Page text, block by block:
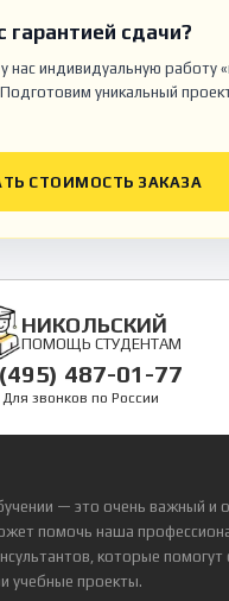
гарантией сдачи?
нас индивидуальную работу
уникальный
СТОИМОСТЬ ЗАКАЗА
НИКОЛЬСКИЙ
ПОМОЩЬ СТУДЕНТАМ
487-01-77
Для звонков по России
— это очень важный и
помочь наша
которые помогут
учебные проекты.